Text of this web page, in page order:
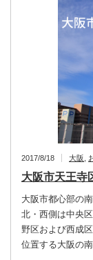
2017/8/18 大阪
大阪市天王寺
大阪市都心部の
北・西側は中央
野区および西成
位置する大阪の